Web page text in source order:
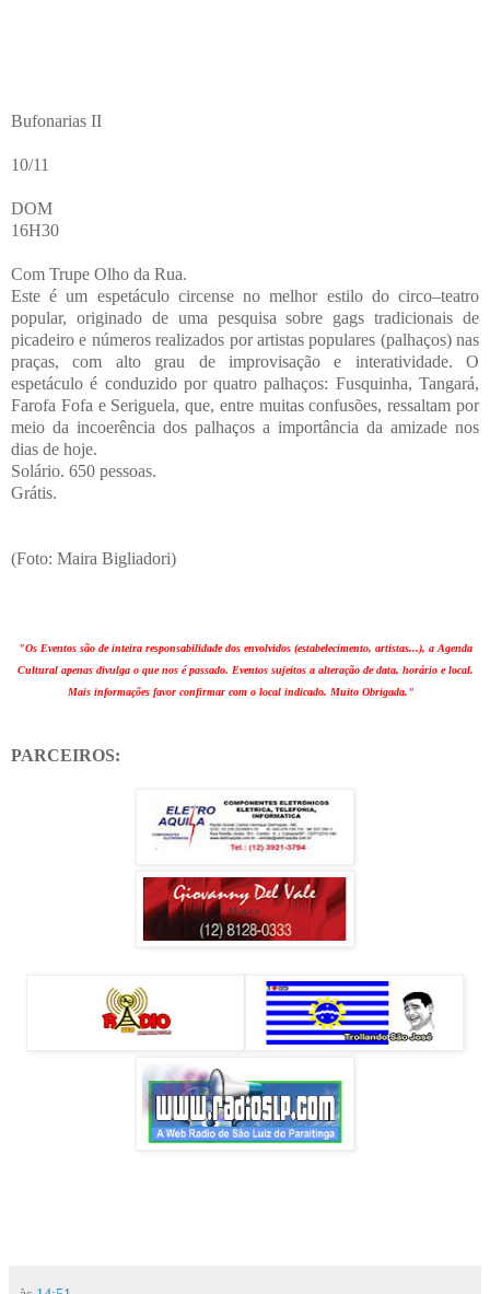
Bufonarias II
10/11
DOM
16H30
Com Trupe Olho da Rua.
Este é um espetáculo circense no melhor estilo do circo–teatro
popular, originado de uma pesquisa sobre gags tradicionais de
picadeiro e números realizados por artistas populares (palhaços) nas
praças, com alto grau de improvisação e interatividade. O
espetáculo é conduzido por quatro palhaços: Fusquinha, Tangará,
Farofa Fofa e Seriguela, que, entre muitas confusões, ressaltam por
meio da incoerência dos palhaços a importância da amizade nos
dias de hoje.
Solário. 650 pessoas.
Grátis.
(Foto: Maira Bigliadori)
"Os Eventos são de inteira responsabilidade dos envolvidos (estabelecimento, artistas...), a Agenda
Cultural apenas divulga o que nos é passado. Eventos sujeitos a alteração de data, horário e local.
Mais informações favor confirmar com o local indicado. Muito Obrigada."
PARCEIROS: